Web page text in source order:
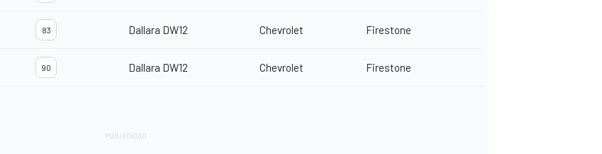
83 Dallara DW12 Chevrolet Firestone
90 Dallara DW12 Chevrolet Firestone